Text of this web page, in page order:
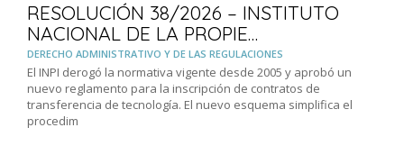
RESOLUCIÓN 38/2026 – INSTITUTO
NACIONAL DE LA PROPIE…
DERECHO ADMINISTRATIVO Y DE LAS REGULACIONES
El INPI derogó la normativa vigente desde 2005 y aprobó un
nuevo reglamento para la inscripción de contratos de
transferencia de tecnología. El nuevo esquema simplifica el
procedim